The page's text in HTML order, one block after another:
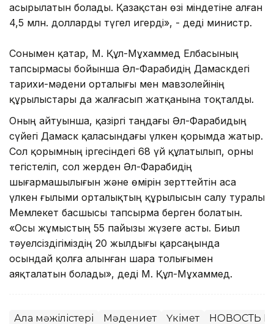
асырылатын болады. Қазақстан өзі міндетіне алған
4,5 млн. долларды түгел игерді», - деді министр.
Сонымен қатар, М. Құл-Мұхаммед Елбасының
тапсырмасы бойынша Әл-Фарабидің Дамаскдегі
тарихи-мәдени орталығы мен мавзолейінің
құрылыстары да жалғасып жатқанына тоқталды.
Оның айтуынша, қазіргі таңдағы Әл-Фарабидың
сүйегі Дамаск қаласындағы үлкен қорымда жатыр.
Сол қорымның іргесіндегі 68 үй құлатылып, орны
тегістеліп, сол жерден Әл-Фарабидің
шығармашылығын және өмірін зерттейтін аса
үлкен ғылыми орталықтың құрылысын салу туралы
Мемлекет басшысы тапсырма берген болатын.
«Осы жұмыстың 55 пайызы жүзеге асты. Биыл
тәуелсіздігіміздің 20 жылдығы қарсаңында
осындай қолға алынған шара толығымен
аяқталатын болады», деді М. Құл-Мұхаммед.
Алқа мәжілістері Мәдениет Үкімет НОВОСТЬ